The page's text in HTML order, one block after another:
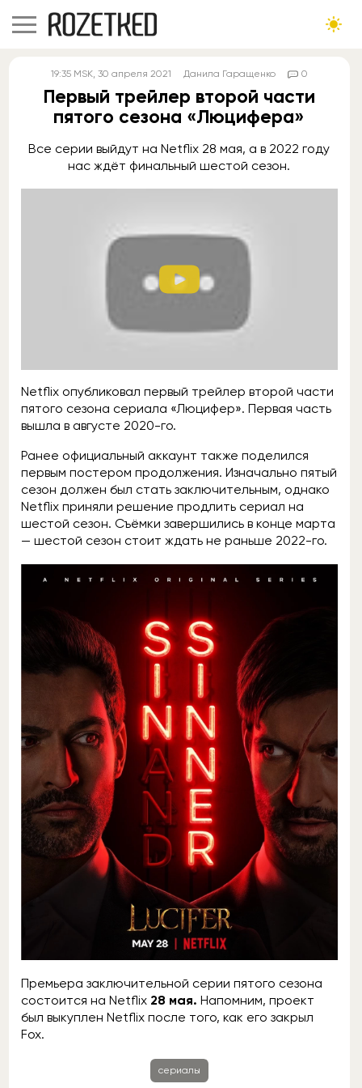
19:35 MSK, 30 апреля 2021 Данила Гаращенко 0
Первый трейлер второй части
пятого сезона «Люцифера»
Все серии выйдут на Netflix 28 мая, а в 2022 году
нас ждёт финальный шестой сезон.
Netflix опубликовал первый трейлер второй части
пятого сезона сериала «Люцифер». Первая часть
вышла в августе 2020-го.
Ранее официальный аккаунт также поделился
первым постером продолжения. Изначально пятый
сезон должен был стать заключительным, однако
Netflix приняли решение продлить сериал на
шестой сезон. Съёмки завершились в конце марта
— шестой сезон стоит ждать не раньше 2022-го.
Премьера заключительной серии пятого сезона
состоится на Netflix 28 мая. Напомним, проект
был выкуплен Netflix после того, как его закрыл
Fox.
сериалы